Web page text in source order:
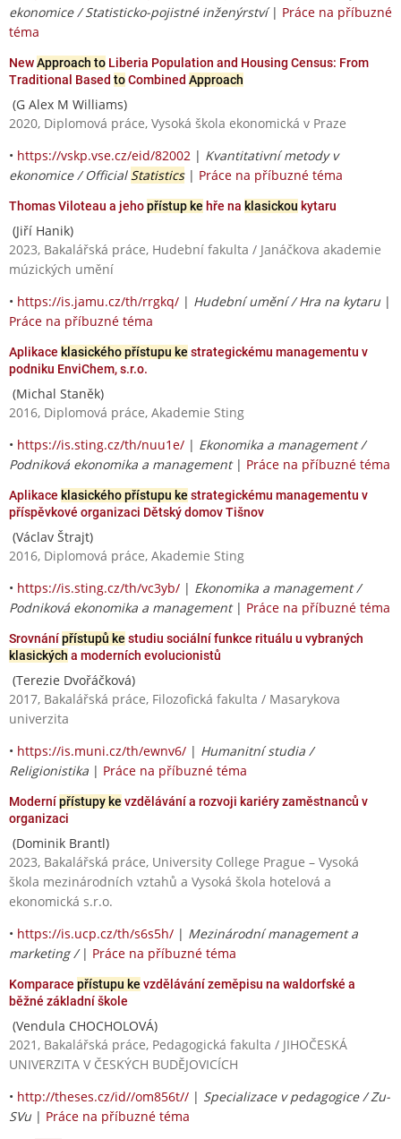
ekonomice / Statisticko-pojistné inženýrství| Práce na příbuzné
téma
NewApproach to Liberia Population and Housing Census: From
Traditional Based toCombined Approach
(G Alex M Williams)
2020, Diplomová práce, Vysoká škola ekonomická v Praze
• https://vskp.vse.cz/eid/82002 | Kvantitativní metody v
ekonomice / Official Statistics| Práce na příbuzné téma
Thomas Viloteau a jehopřístup ke hře na klasickou kytaru
(Jiří Hanik)
2023, Bakalářská práce, Hudební fakulta / Janáčkova akademie
múzických umění
• https://is.jamu.cz/th/rrgkq/ | Hudební umění / Hra na kytaru |
Práce na příbuzné téma
Aplikace klasického přístupu ke strategickému managementu v
podniku EnviChem, s.r.o.
(Michal Staněk)
2016, Diplomová práce, Akademie Sting
• https://is.sting.cz/th/nuu1e/ | Ekonomika a management /
Podniková ekonomika a management| Práce na příbuzné téma
Aplikace klasického přístupu ke strategickému managementu v
příspěvkové organizaci Dětský domov Tišnov
(Václav Štrajt)
2016, Diplomová práce, Akademie Sting
• https://is.sting.cz/th/vc3yb/ | Ekonomika a management /
Podniková ekonomika a management| Práce na příbuzné téma
Srovnánípřístupů ke studiu sociální funkce rituálu u vybraných
klasických a moderních evolucionistů
(Terezie Dvořáčková)
2017, Bakalářská práce, Filozofická fakulta / Masarykova
univerzita
• https://is.muni.cz/th/ewnv6/ | Humanitní studia /
Religionistika | Práce na příbuzné téma
Modernípřístupy ke vzdělávání a rozvoji kariéry zaměstnanců v
organizaci
(Dominik Brantl)
2023, Bakalářská práce, University College Prague – Vysoká
škola mezinárodních vztahů a Vysoká škola hotelová a
ekonomická s.r.o.
• https://is.ucp.cz/th/s6s5h/ | Mezinárodní management a
marketing / | Práce na příbuzné téma
Komparace přístupu ke vzdělávání zeměpisu na waldorfské a
běžné základní škole
(Vendula CHOCHOLOVÁ)
2021, Bakalářská práce, Pedagogická fakulta / JIHOČESKÁ
UNIVERZITA V ČESKÝCH BUDĚJOVICÍCH
• http://theses.cz/id//om856t// | Specializace v pedagogice / Zu-
SVu | Práce na příbuzné téma